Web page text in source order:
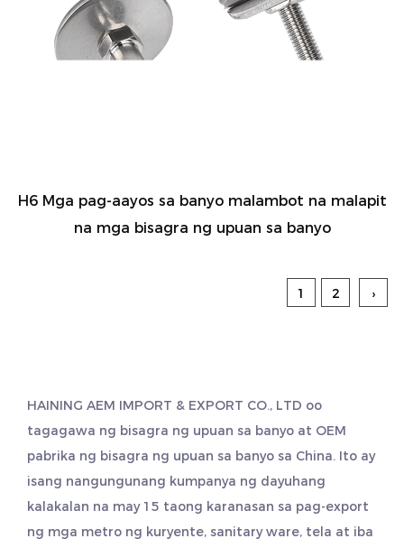
H6 Mga pag-aayos sa banyo malambot na malapit
na mga bisagra ng upuan sa banyo
1 2 ›
HAINING AEM IMPORT & EXPORT CO., LTD oo
tagagawa ng bisagra ng upuan sa banyo at OEM
pabrika ng bisagra ng upuan sa banyo sa China. Ito ay
isang nangungunang kumpanya ng dayuhang
kalakalan na may 15 taong karanasan sa pag-export
ng mga metro ng kuryente, sanitary ware, tela at iba